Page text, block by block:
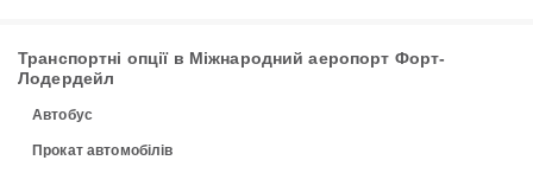
Транспортні опції в Міжнародний аеропорт Форт-
Лодердейл
Автобус
Прокат автомобілів